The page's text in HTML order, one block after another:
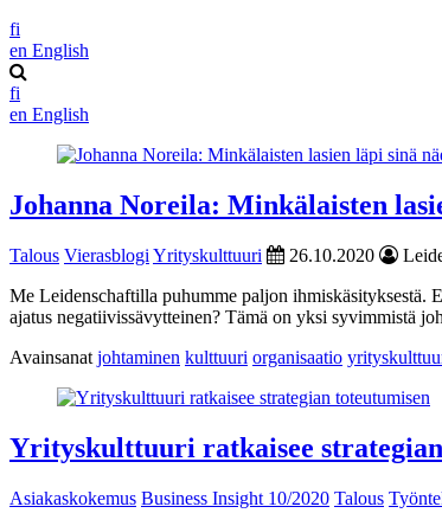
fi
en English
fi
en English
Johanna Noreila: Minkälaisten
Talous Vierasblogi Yrityskulttuuri 26.10.2020
Me Leidenschaftilla puhumme paljon ihmiskäsityksestä.
ajatus negatiivissävytteinen? Tämä on yksi syvimmistä
Avainsanat johtaminen kulttuuri organisaatio
Yrityskulttuuri ratkaisee
Asiakaskokemus Business Insight 10/2020 Talous